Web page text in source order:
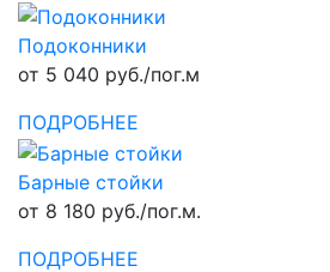
Подоконники
от 5 040 руб./пог.м
ПОДРОБНЕЕ
Барные стойки
от 8 180 руб./пог.м.
ПОДРОБНЕЕ